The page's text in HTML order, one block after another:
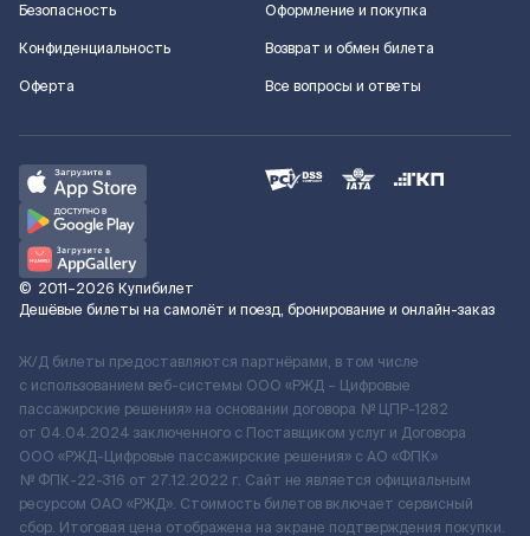
Безопасность
Конфиденциальность
Оферта
Оформление и покупка
Возврат и обмен билета
Все вопросы и ответы
© 2011–2026 Купибилет
Дешёвые билеты на самолёт и поезд, бронирование и онлайн-заказ
Ж/Д билеты предоставляются партнёрами, в том числе
с использованием веб-системы ООО «РЖД – Цифровые
пассажирские решения» на основании договора № ЦПР-1282
от 04.04.2024 заключенного с Поставщиком услуг и Договора
ООО «РЖД-Цифровые пассажирские решения» c АО «ФПК»
№ ФПК-22-316 от 27.12.2022 г. Сайт не является официальным
ресурсом ОАО «РЖД». Стоимость билетов включает сервисный
сбор. Итоговая цена отображена на экране подтверждения покупки.